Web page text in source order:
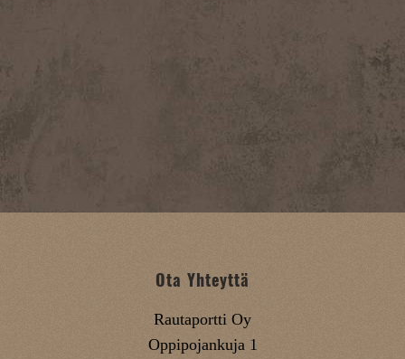
Ota Yhteyttä
Rautaportti Oy
Oppipojankuja 1